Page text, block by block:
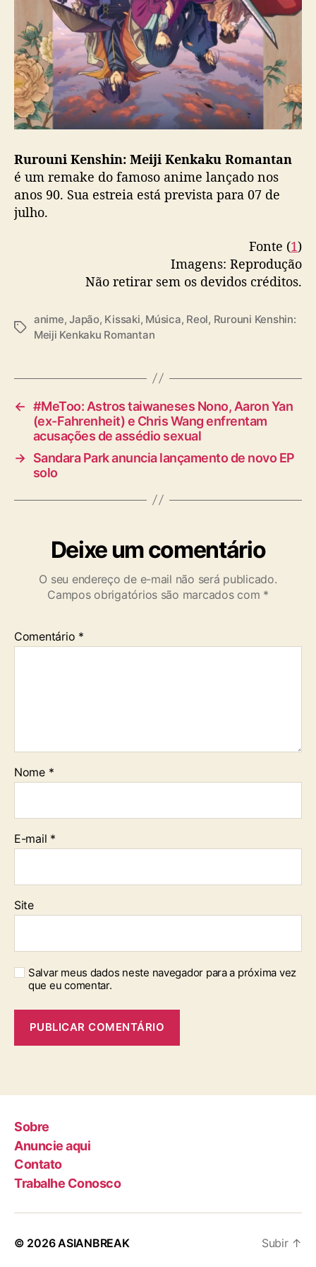
n
:
M
e
j
i
K
k
a
k
m
a
a
Rurouni Kenshin: Meiji Kenkaku Romantan
é um remake do famoso anime lançado nos
anos 90. Sua estreia está prevista para 07 de
julho.
Fonte (1)
Imagens: Reprodução
Não retirar sem os devidos créditos.
T
anime,Japão, Kissaki, Música, Reol, Rurouni Kenshin:
Meiji Kenkaku Romantan
← #MeToo: Astros taiwaneses Nono, Aaron Yan
(ex-Fahrenheit) e Chris Wang enfrentam
acusações de assédio sexual
→ Sandara Park anuncia lançamento de novo EP
solo
Deixe um comentário
O seu endereço de e-mail não será publicado.
Campos obrigatórios são marcados com *
Comentário *
Nome *
E-mail *
Site
Salvar meus dados neste navegador para a próxima vez
que eu comentar.
Sobre
Anuncie aqui
Contato
Trabalhe Conosco
© 2026ASIANBREAK Subir ↑